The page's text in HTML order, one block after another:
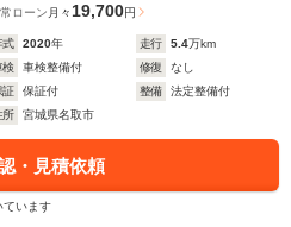
ローン 月々19,700円
式 2020年 走行 5.4万km
検
車検整備付 修復
なし
証
保証付 整備
法定整備付
所
宮城県名取市
・見積依頼
ています